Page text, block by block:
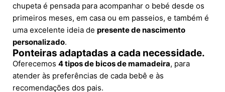
chupeta é pensada para acompanhar o bebé desde os
primeiros meses, em casa ou em passeios, e também é
uma excelente ideia de presente de nascimento
personalizado.
Ponteiras adaptadas a cada necessidade.
Oferecemos 4 tipos de bicos de mamadeira, para
atender às preferências de cada bebê e às
recomendações dos pais.